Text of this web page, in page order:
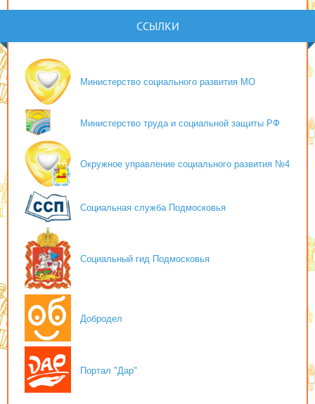
ССЫЛКИ
Министерство социального развития МО
Министерство труда и социальной защиты РФ
Окружное управление социального развития №4
Социальная служба Подмосковья
Социальный гид Подмосковья
Добродел
Портал "Дар"